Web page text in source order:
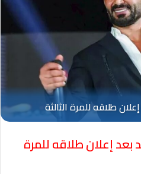
إعلان طلاقه للمرة